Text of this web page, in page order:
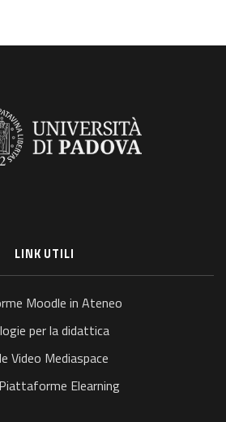
LINK UTILI
Moodle in Ateneo
per la didattica
Video Mediaspace
Elearning